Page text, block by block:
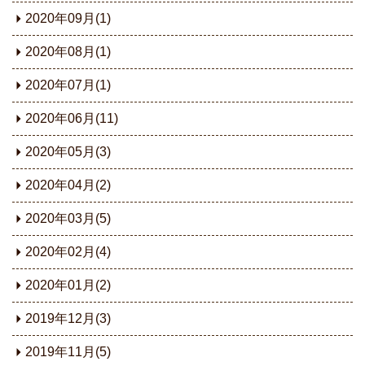
2020年09月(1)
2020年08月(1)
2020年07月(1)
2020年06月(11)
2020年05月(3)
2020年04月(2)
2020年03月(5)
2020年02月(4)
2020年01月(2)
2019年12月(3)
2019年11月(5)